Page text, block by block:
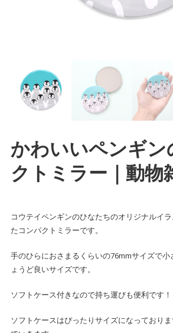
かわいいペンギ
クトミラー｜動物
コウテイペンギンのひなたちのオリジナルイ
たコンパクトミラーです。
手のひらにおさまるくらいの76mmサイズで
ょうど良いサイズです。
ソフトケース付きなので持ち運びも便利です！
ソフトケースはぴったりサイズになっており